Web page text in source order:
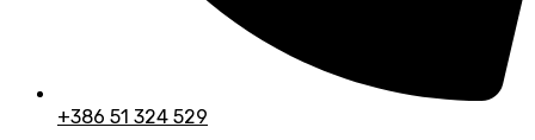
+386 51 324 529